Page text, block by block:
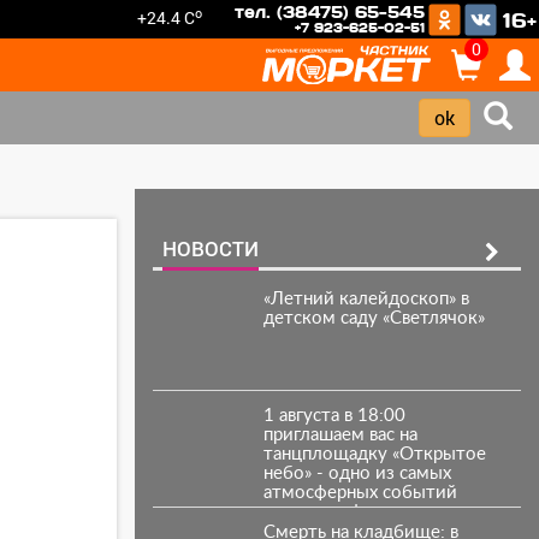
+24.4 Co тел. (38475) 65-545
+7 923-625-02-51 16+
0
НОВОСТИ
«Летний калейдоскоп» в
детском саду «Светлячок»
1 августа в 18:00
приглашаем вас на
танцплощадку «Открытое
небо» - одно из самых
атмосферных событий
этого лета!
Смерть на кладбище: в